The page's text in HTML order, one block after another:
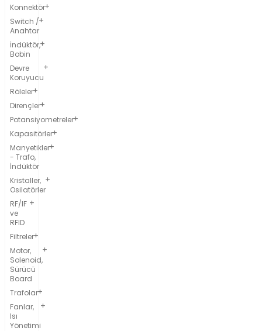
Konnektör
Switch /
Anahtar
İndüktör,
Bobin
Devre
Koruyucu
Röleler
Dirençler
Potansiyometreler
Kapasitörler
Manyetikler
- Trafo,
İndüktör
Kristaller,
Osilatörler
RF/IF
ve
RFID
Filtreler
Motor,
Solenoid,
Sürücü
Board
Trafolar
Fanlar,
Isı
Yönetimi